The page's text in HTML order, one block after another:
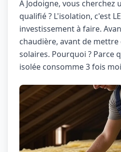
À Jodoigne, vous cherchez
qualifié ? L'isolation, c'est
investissement à faire.
chaudière, avant de mettre
solaires. Pourquoi ? Parce
isolée consomme 3 fois